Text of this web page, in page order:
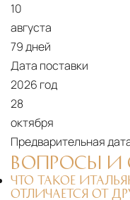
10
августа
79 дней
Дата поставки
2026 год
28
октября
Предварительная
ВОПРОСЫ И
ЧТО ТАКОЕ
ОТЛИЧАЕТСЯ ОТ